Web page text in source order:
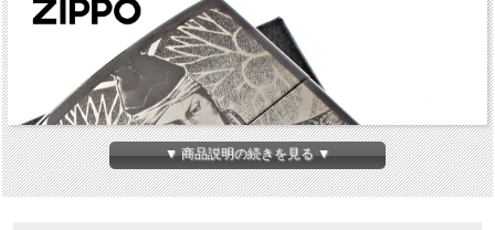
▼ 商品説明の続きを見る ▼